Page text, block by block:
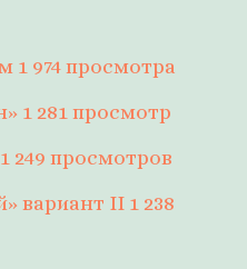
1 974 просмотра
1 281 просмотр
1 249 просмотров
вариант II 1 238